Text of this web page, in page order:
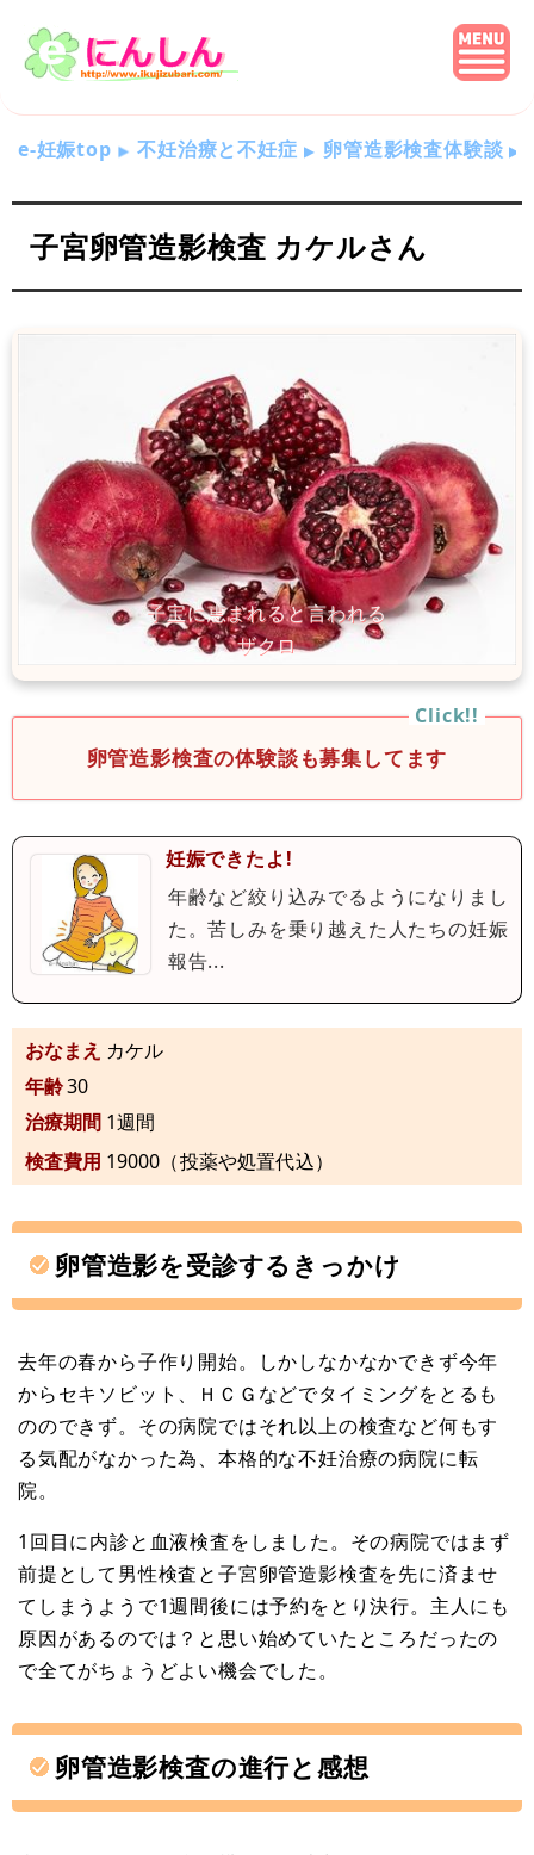
e-妊娠top 不妊治療と不妊症 卵管造影検査体験談
子宮卵管造影検査 カケルさん
卵管造影検査の体験談も募集してます
妊娠できたよ!
年齢など絞り込みでるようになりまし
た。苦しみを乗り越えた人たちの妊娠
報告...
おなまえ カケル
年齢30
治療期間 1週間
検査費用 19000（投薬や処置代込）
卵管造影を受診するきっかけ
去年の春から子作り開始。しかしなかなかできず今年
からセキソビット、ＨＣＧなどでタイミングをとるも
ののできず。その病院ではそれ以上の検査など何もす
る気配がなかった為、本格的な不妊治療の病院に転
院。
1回目に内診と血液検査をしました。その病院ではまず
前提として男性検査と子宮卵管造影検査を先に済ませ
てしまうようで1週間後には予約をとり決行。主人にも
原因があるのでは？と思い始めていたところだったの
で全てがちょうどよい機会でした。
卵管造影検査の進行と感想